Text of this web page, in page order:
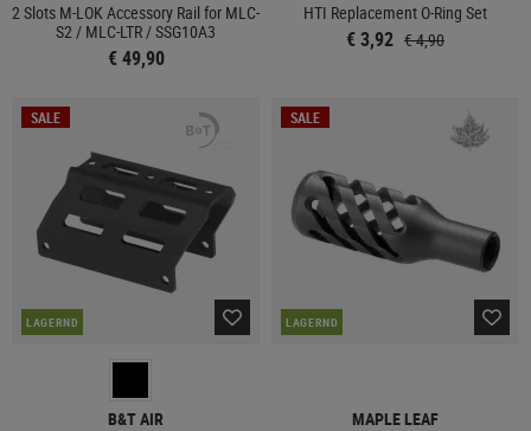
2 Slots M-LOK Accessory Rail for MLC-
S2 / MLC-LTR / SSG10A3
€ 49,90
HTI Replacement O-Ring Set
€ 3,92 € 4,90
SALE
LAGERND
B&T AIR
SALE
LAGERND
MAPLE LEAF